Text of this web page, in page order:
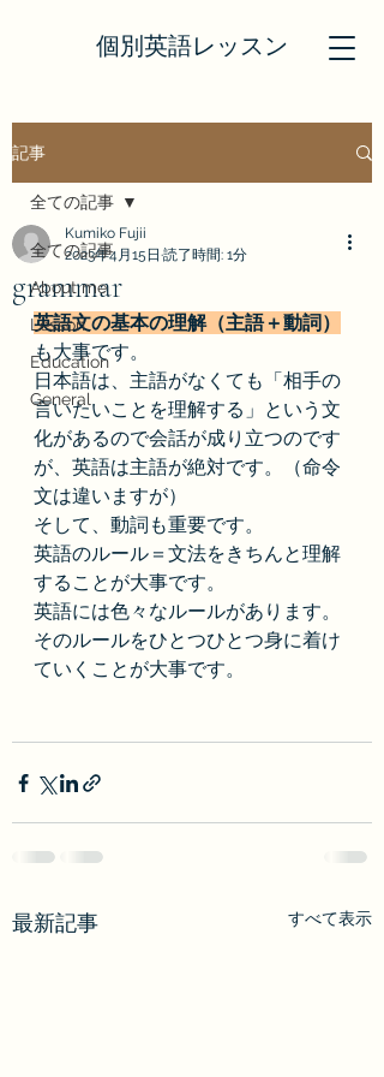
個別英語レッスン
記事
全ての記事
About me
Lesson
Education
General
全ての記事
grammar
Kumiko Fujii
2023年4月15日 読了時間: 1分
英語文の基本の理解（主語＋動詞）
も大事です。
日本語は、主語がなくても「相手の
言いたいことを理解する」という文
化があるので会話が成り立つのです
が、英語は主語が絶対です。（命令
文は違いますが）
そして、動詞も重要です。
英語のルール＝文法をきちんと理解
することが大事です。
英語には色々なルールがあります。
そのルールをひとつひとつ身に着け
ていくことが大事です。
最新記事 すべて表示